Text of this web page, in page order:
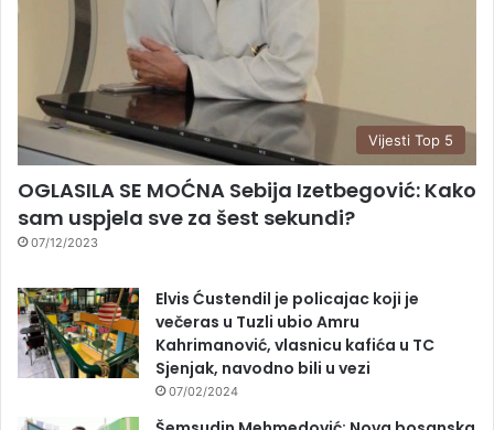
Vijesti Top 5
OGLASILA SE MOĆNA Sebija Izetbegović: Kako
sam uspjela sve za šest sekundi?
07/12/2023
Elvis Ćustendil je policajac koji je
večeras u Tuzli ubio Amru
Kahrimanović, vlasnicu kafića u TC
Sjenjak, navodno bili u vezi
07/02/2024